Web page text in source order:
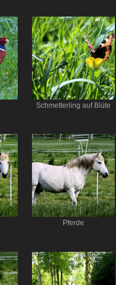
Schmetterling auf Blüte
Pferde